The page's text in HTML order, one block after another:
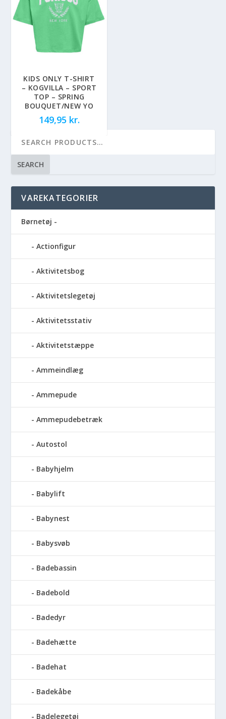
KIDS ONLY T-SHIRT
– KOGVILLA – SPORT
TOP – SPRING
BOUQUET/NEW YO
149,95 kr.
SEARCH
VAREKATEGORIER
Børnetøj -
Actionfigur
Aktivitetsbog
Aktivitetslegetøj
Aktivitetsstativ
Aktivitetstæppe
Ammeindlæg
Ammepude
Ammepudebetræk
Autostol
Babyhjelm
Babylift
Babynest
Babysvøb
Badebassin
Badebold
Badedyr
Badehætte
Badehat
Badekåbe
Badelegetøj